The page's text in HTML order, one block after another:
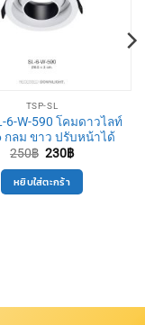
TSP-SL
6-W-590 โคมดาวไลท์
กลม ขาว ปรับหน้าได้
250฿ Original
was:
250฿.
230฿Current
is:
หยิบใส่ตะกร้า